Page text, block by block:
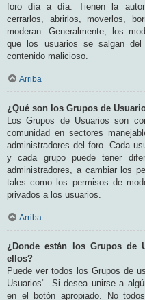
foro día a día. Tienen la
cerrarlos, abrirlos, moverlos,
moderan. Generalmente, los
que los usuarios se salgan
contenido malicioso.
Arriba
¿Qué son los Grupos de
Los Grupos de Usuarios son
comunidad en sectores
administradores del foro. Cada
y cada grupo puede tener
administradores, a cambiar los
tales como los permisos de
privados a los usuarios.
Arriba
¿Donde están los Grupos de
ellos?
Puede ver todos los Grupos de
Usuarios". Si desea unirse a
en el botón apropiado. No